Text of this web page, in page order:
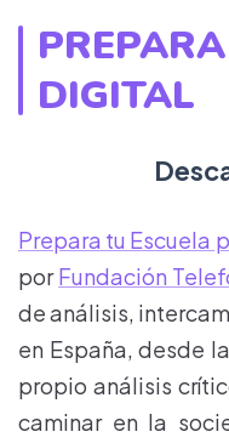
DIGITAL
Prepara tu Escuela
porFundación
de análisis,
en España, desde
propio análisis
caminar en la